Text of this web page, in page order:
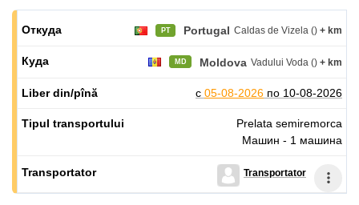
PT Portugal Caldas de Vizela () + km
MD Moldova Vadului Voda () + km
с 05-08-2026 по 10-08-2026
Prelata semiremorca
Машин - 1 машина
Transportator